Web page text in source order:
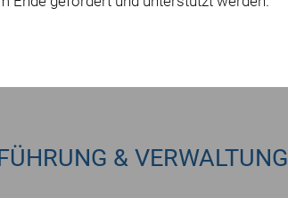
& VERWALTUNG